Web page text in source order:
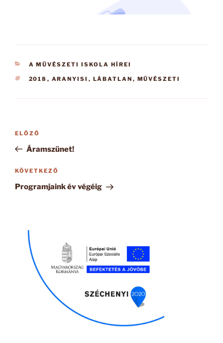
KATEGÓRIÁK
A MŰVÉSZETI ISKOLA HÍREI
CÍMKÉK
2018 , ARANYISI , LÁBATLAN , MŰVÉSZETI
Bejegyzés
navigáció
Korábbi
bejegyzés
ELŐZŐ
Áramszünet!
Következő
bejegyzés
KÖVETKEZŐ
Programjaink év végéig